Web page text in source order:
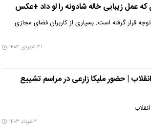
عمل زیبایی خاله شادونه را لو داد +عکس
قرار گرفته است. بسیاری از کاربران فضای مجازی
۳۱ شهریور ۱۴۰۳
| حضور ملیکا زارعی در مراسم تشییع
۲ خرداد ۱۴۰۳